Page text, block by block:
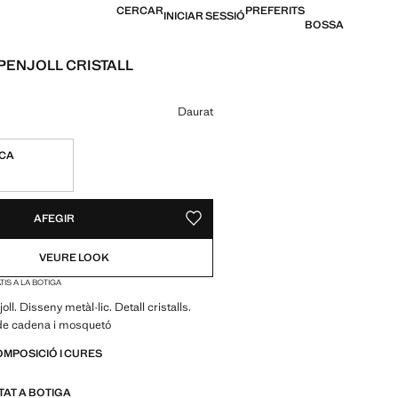
CERCARINICIAR SESSIÓPREFERITS
BOSSA
CRISTALL
€ ]
color
Daurat
AFEGIR DESAR COM A PREFERIT
VEURE LOOK
A LA BOTIGA
Disseny metàl·lic. Detall cristalls.
cadena i mosquetó
I CURES
A BOTIGA